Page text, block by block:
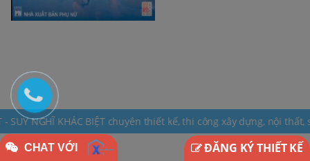
ĐĂNG KÝ THIẾT KẾ
CHAT VỚI
BIỆT chuyên thiết kế, thi công xây dựng, nội thất, sơn bả